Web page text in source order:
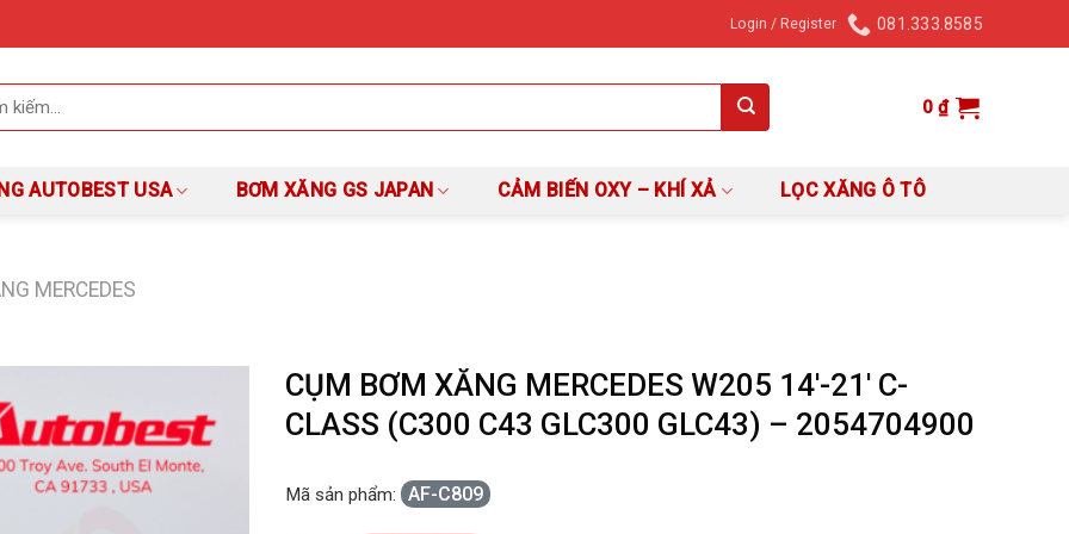
Login / Register 081.333.8585
0₫
AUTOBEST USA BƠM XĂNG GS JAPAN CẢM BIẾN OXY – KHÍ XẢ LỌC XĂNG Ô TÔ
MERCEDES
CỤM BƠM XĂNG MERCEDES W205 14′-21′ C-
CLASS (C300 C43 GLC300 GLC43) – 2054704900
Mã sản phẩm: AF-C809